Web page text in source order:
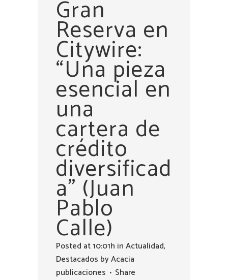
Gran
Reserva en
Citywire:
“Una pieza
esencial en
una
cartera de
crédito
diversificad
a” (Juan
Pablo
Calle)
Posted at 10:01h inActualidad,
Destacados byAcacia
publicaciones
Share